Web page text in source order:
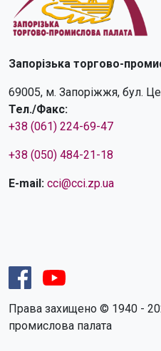
Запорізька торгово-
69005, м. Запоріжжя, бул.
Тел./Факс:
+38 (061) 224-69-47
+38 (050) 484-21-18
E-mail: cci@cci.zp.ua
Права захищено © 1940 -
промислова палата